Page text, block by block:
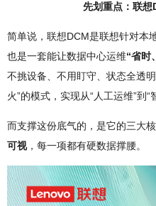
先划重点：联想
简单说，联想DCM是联想针对本
也是一套能让数据中心运维“省时
不挑设备、不用盯守、状态全透
火”的模式，实现从“人工运维”到“
而支撑这份底气的，是它的三大
可视，每一项都有硬数据撑腰。